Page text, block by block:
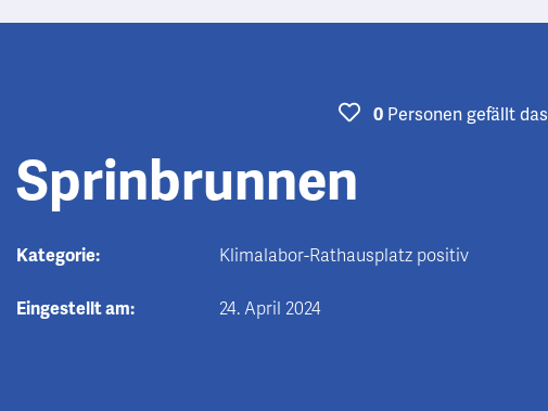
0 Personen gefällt das
Sprinbrunnen
Kategorie: Klimalabor-Rathausplatz positiv
Eingestellt am: 24. April 2024